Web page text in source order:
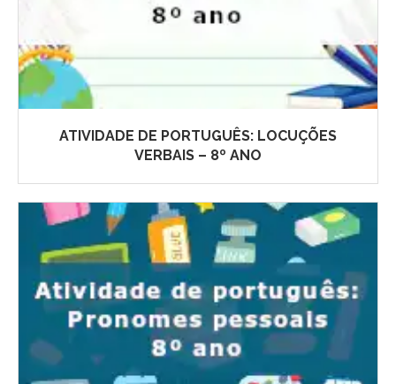
ATIVIDADE DE PORTUGUÊS: LOCUÇÕES
VERBAIS – 8º ANO